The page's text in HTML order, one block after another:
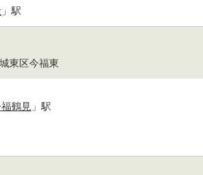
」駅
東区今福東
鶴見 」駅